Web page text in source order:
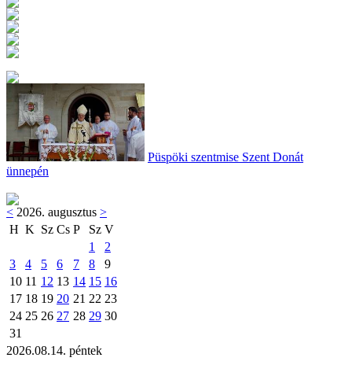
Püspöki szentmise Szent Donát
ünnepén
< 2026. augusztus >
H K Sz Cs P Sz V
1
2
3
4 5 6 7 8
9
10 11 12 13 14 15 16
17 18 19 20 21 22 23
24 25 26 27 28 29 30
31
2026.08.14. péntek